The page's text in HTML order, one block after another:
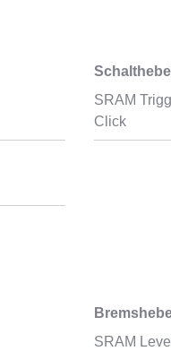
Schalthebel
SRAM
Click
SRAM